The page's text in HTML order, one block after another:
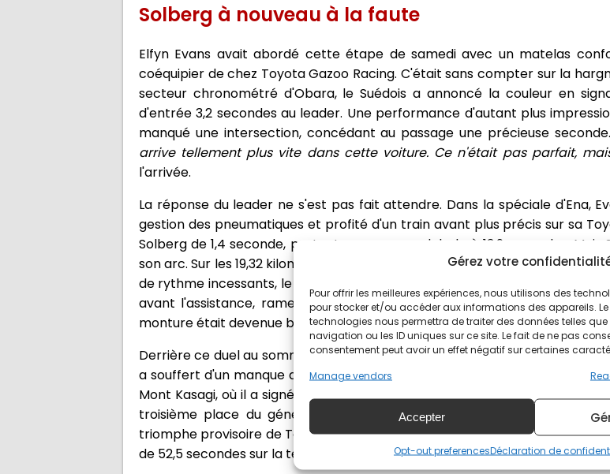
Gérez votre
Pour offrir les meilleures expériences, nous utilisons des
pour stocker et/ou accéder aux informations des appareils.
technologies nous permettra de traiter des données telles
navigation ou les ID uniques sur ce site. Le fait de ne pas
consentement peut avoir un effet négatif sur certaines
Manage vendors
Accepter
Opt-out preferencesDéclaration de
Solberg à nouveau à la faute
Elfyn Evans avait abordé cette étape de samedi avec un matelas
coéquipier de chez Toyota Gazoo Racing. C'était sans compter sur la
secteur chronométré d'Obara, le Suédois a annoncé la couleur en
d'entrée 3,2 secondes au leader. Une performance d'autant plus
manqué une intersection, concédant au passage une précieuse seconde.
arrive tellement plus vite dans cette voiture. Ce n'était pas parfait,
l'arrivée.
La réponse du leader ne s'est pas fait attendre. Dans la spéciale d'Ena,
gestion des pneumatiques et profité d'un train avant plus précis sur sa
Solberg de 1,4 seconde, portant son avance globale à 13,9 secondes.
son arc. Sur les 19,32 kilomètres implacables du Mont Kasagi, entre zones
de rythme incessants, le Suédois a survolé les débats. Meilleur temps
avant l'assistance, ramenant l'écart final à un souffle : 10,6 secondes.
monture était devenue beaucoup trop instable en fin de boucle.
Derrière ce duel au sommet, Sébastien Ogier s'accroche au wagon de
a souffert d'un manque de visibilité dans la première spéciale avant de
Mont Kasagi, où il a signé le deuxième temps scratch. Le nonuple
troisième place du général, à moins de dix secondes de Solberg. Le
triomphe provisoire de Toyota en verrouillant la quatrième place, bien
de 52,5 secondes sur la tête de course.